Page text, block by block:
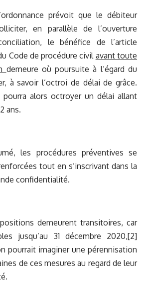
prévoit que le débiteur
en parallèle de l’ouverture
le bénéfice de l’article
Code de procédure civilavant toute
demeure où poursuite à l’égard du
à savoir l’octroi de délai de grâce.
pourra alors octroyer un délai allant
ans.
les procédures préventives se
tout en s’inscrivant dans la
confidentialité.
demeurent transitoires, car
jusqu’au 31 décembre 2020,[2]
pourrait imaginer une pérennisation
de ces mesures au regard de leur